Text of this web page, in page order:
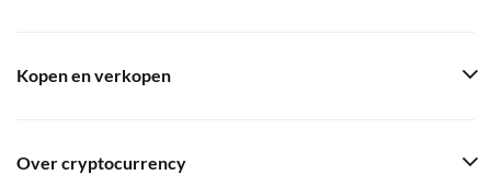
Kopen en verkopen
Over cryptocurrency